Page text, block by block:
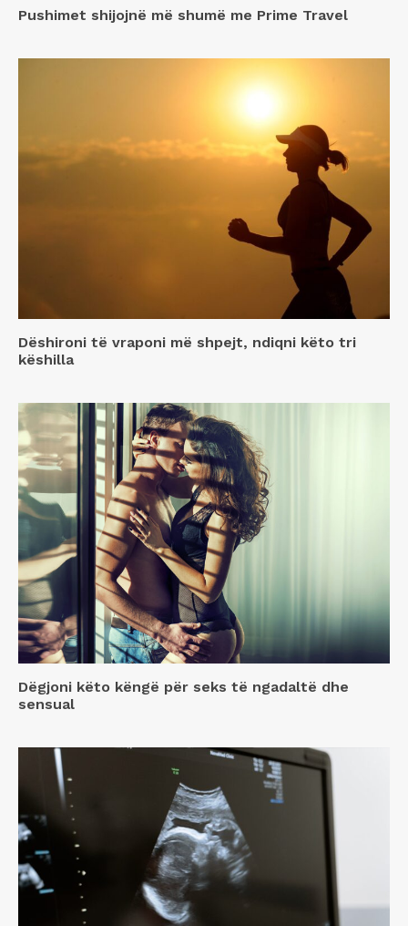
Pushimet shijojnë më shumë me Prime Travel
Dëshironi të vraponi më shpejt, ndiqni këto tri
këshilla
Dëgjoni këto këngë për seks të ngadaltë dhe
sensual